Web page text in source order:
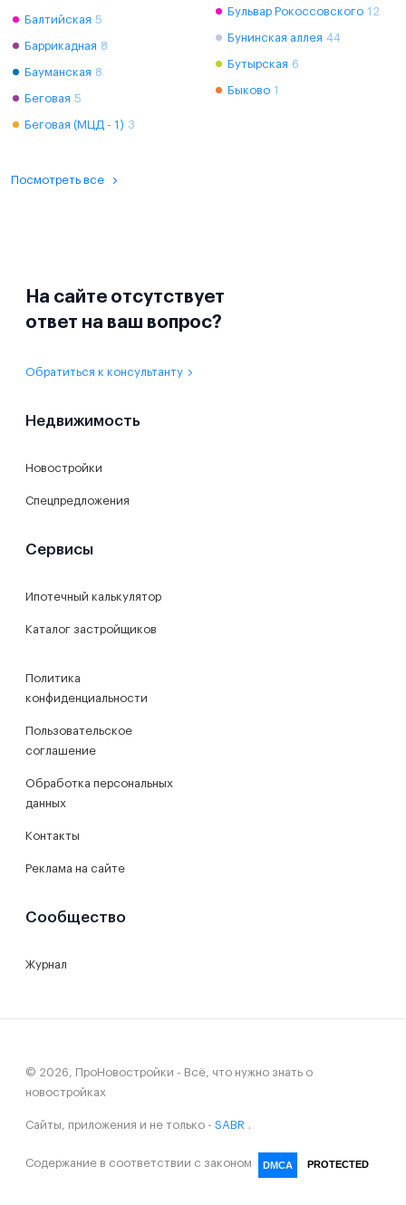
Балтийская 5
Баррикадная 8
Бауманская 8
Беговая 5
Беговая (МЦД - 1) 3
Бульвар Рокоссовского 12
Бунинская аллея 44
Бутырская 6
Быково 1
Посмотреть все
На сайте отсутствует
ответ на ваш вопрос?
Обратиться к консультанту
Недвижимость
Новостройки
Спецпредложения
Сервисы
Ипотечный калькулятор
Каталог застройщиков
Политика
конфиденциальности
Пользовательское
соглашение
Обработка персональных
данных
Контакты
Реклама на сайте
Сообщество
Журнал
© 2026, ПроНовостройки - Всё, что нужно знать о
новостройках
Сайты, приложения и не только - SABR
Содержание в соответствии с законом DMCA PROTECTED